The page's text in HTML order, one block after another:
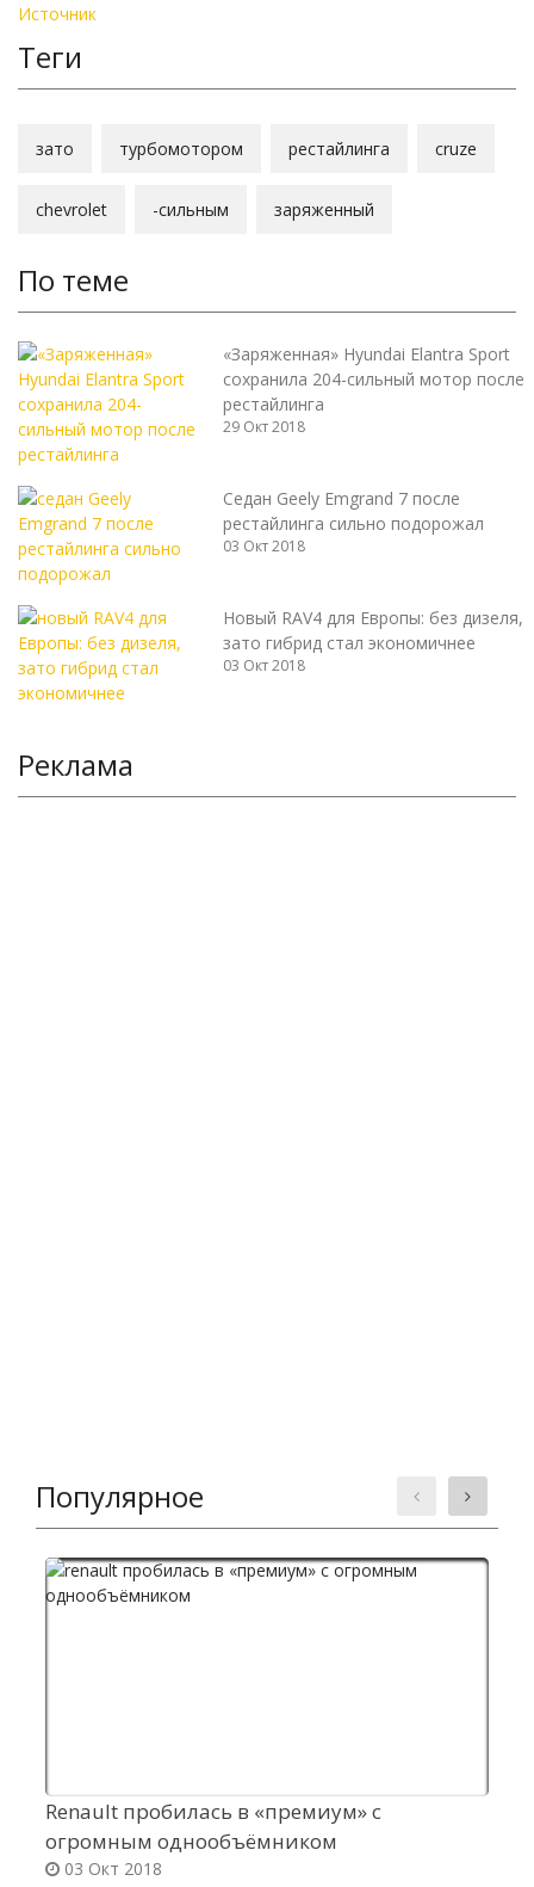
Источник
Теги
зато турбомотором рестайлинга сruze
сhevrolet -сильным заряженный
По теме
«Заряженная» Hyundai Elantra Sport
сохранила 204-сильный мотор после
рестайлинга
29 Окт 2018
Седан Geely Emgrand 7 после
рестайлинга сильно подорожал
03 Окт 2018
Новый RAV4 для Европы: без дизеля,
зато гибрид стал экономичнее
03 Окт 2018
Реклама
Популярное
Renault пробилась в «премиум» c
огромным однообъёмником
03 Окт 2018